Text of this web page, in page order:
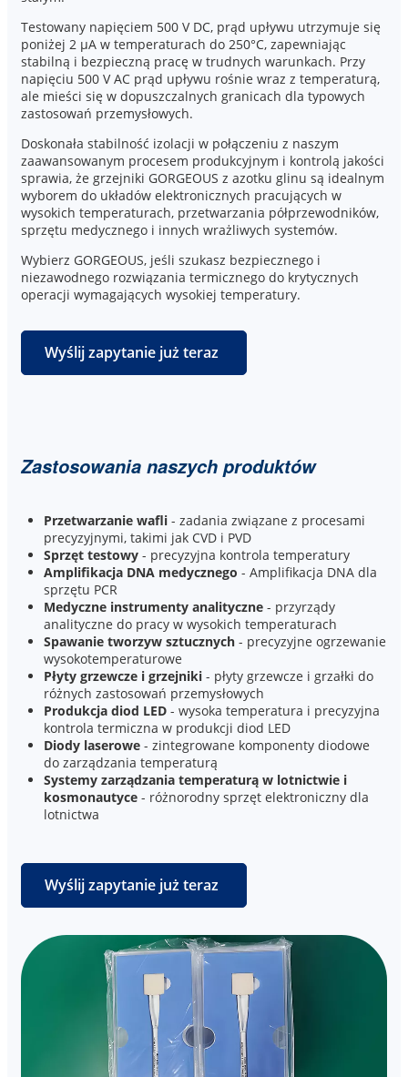
Testowany napięciem 500 V DC, prąd upływu utrzymuje się
poniżej 2 μA w temperaturach do 250°C, zapewniając
stabilną i bezpieczną pracę w trudnych warunkach. Przy
napięciu 500 V AC prąd upływu rośnie wraz z temperaturą,
ale mieści się w dopuszczalnych granicach dla typowych
zastosowań przemysłowych.
Doskonała stabilność izolacji w połączeniu z naszym
zaawansowanym procesem produkcyjnym i kontrolą jakości
sprawia, że grzejniki GORGEOUS z azotku glinu są idealnym
wyborem do układów elektronicznych pracujących w
wysokich temperaturach, przetwarzania półprzewodników,
sprzętu medycznego i innych wrażliwych systemów.
Wybierz GORGEOUS, jeśli szukasz bezpiecznego i
niezawodnego rozwiązania termicznego do krytycznych
operacji wymagających wysokiej temperatury.
Wyślij zapytanie już teraz
Zastosowania naszych produktów
Przetwarzanie wafli - zadania związane z procesami
precyzyjnymi, takimi jak CVD i PVD
Sprzęt testowy - precyzyjna kontrola temperatury
Amplifikacja DNA medycznego - Amplifikacja DNA dla
sprzętu PCR
Medyczne instrumenty analityczne - przyrządy
analityczne do pracy w wysokich temperaturach
Spawanie tworzyw sztucznych - precyzyjne ogrzewanie
wysokotemperaturowe
Płyty grzewcze i grzejniki - płyty grzewcze i grzałki do
różnych zastosowań przemysłowych
Produkcja diod LED - wysoka temperatura i precyzyjna
kontrola termiczna w produkcji diod LED
Diody laserowe - zintegrowane komponenty diodowe
do zarządzania temperaturą
Systemy zarządzania temperaturą w lotnictwie i
kosmonautyce - różnorodny sprzęt elektroniczny dla
lotnictwa
Wyślij zapytanie już teraz